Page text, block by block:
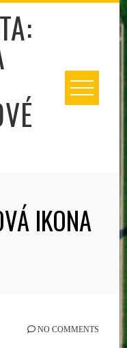
IKONA
NO COMMENTS